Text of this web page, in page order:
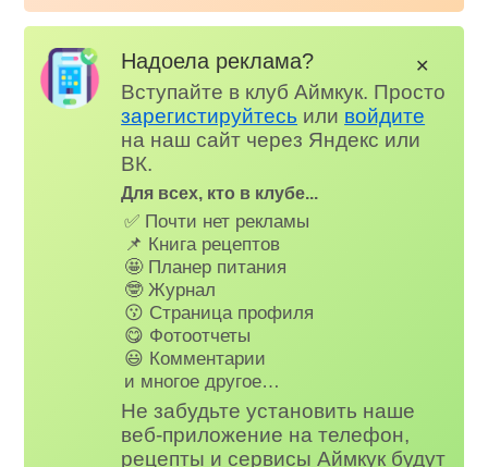
Надоела реклама?
Вступайте в клуб Аймкук. Просто
зарегистируйтесь или войдите
на наш сайт через Яндекс или
ВК.
Для всех, кто в клубе...
✅ Почти нет рекламы
📌 Книга рецептов
🤩 Планер питания
🤓 Журнал
😗 Страница профиля
😋 Фотоотчеты
😃 Комментарии
и многое другое…
Не забудьте установить наше
веб-приложение на телефон,
рецепты и сервисы Аймкук будут
✕